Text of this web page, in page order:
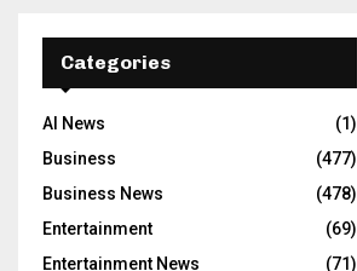
Categories
AI News
(1)
Business
(477)
Business News
(478)
Entertainment
(69)
Entertainment News
(71)